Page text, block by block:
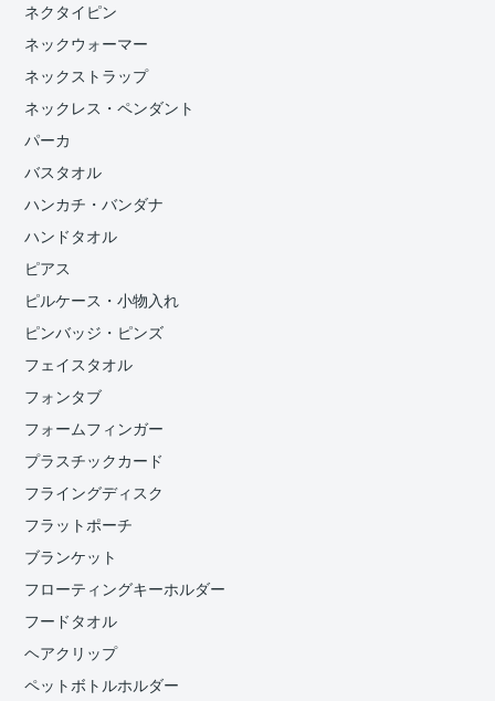
ネクタイピン
ネックウォーマー
ネックストラップ
ネックレス・ペンダント
パーカ
バスタオル
ハンカチ・バンダナ
ハンドタオル
ピアス
ピルケース・小物入れ
ピンバッジ・ピンズ
フェイスタオル
フォンタブ
フォームフィンガー
プラスチックカード
フライングディスク
フラットポーチ
ブランケット
フローティングキーホルダー
フードタオル
ヘアクリップ
ペットボトルホルダー